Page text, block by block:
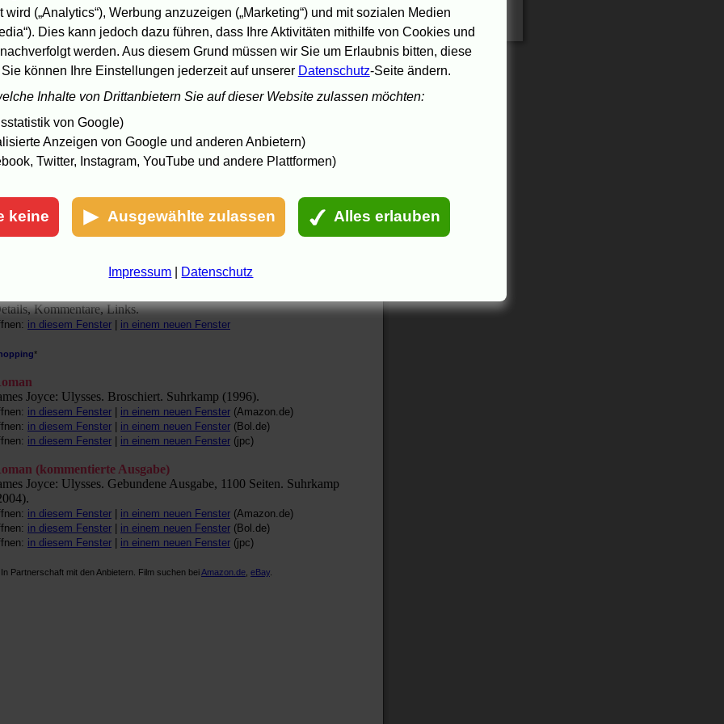
Von Gabriele Meierding.
in diesem Fenster| in einem neuen Fenster
Abendblatt Online (II)
Anfang war die Dummheit." Interview mit Regisseur Sean Walsh.
Frank Arnold.
in diesem Fenster|in einem neuen Fenster
in diesem Fenster|in einem neuen Fenster
in diesem Fenster | in einem neuen Fenster
online | sachsen im netz
in diesem Fenster|in einem neuen Fenster
Kommentare, Links.
in diesem Fenster in einem neuen Fenster
*
Joyce: Ulysses. Broschiert. Suhrkamp (1996).
in diesem Fenster in einem neuen Fenster (Amazon.de)
in diesem Fenster in einem neuen Fenster (Bol.de)
in diesem Fenster in einem neuen Fenster (jpc)
(kommentierte Ausgabe)
Joyce: Ulysses. Gebundene Ausgabe, 1100 Seiten. Suhrkamp
in diesem Fenster in einem neuen Fenster (Amazon.de)
in diesem Fenster in einem neuen Fenster (Bol.de)
in diesem Fenster in einem neuen Fenster (jpc)
Partnerschaft mit den Anbietern. Film suchen beiAmazon.de eBay
(„Analytics“), Werbung anzuzeigen („Marketing“) und mit sozialen Medien
Dies kann jedoch dazu führen, dass Ihre Aktivitäten mithilfe von Cookies und
werden. Aus diesem Grund müssen wir Sie um Erlaubnis bitten, diese
können Ihre Einstellungen jederzeit auf unserer Datenschutz-Seite ändern.
Inhalte von Drittanbietern Sie auf dieser Website zulassen möchten:
von Google)
Anzeigen von Google und anderen Anbietern)
Twitter, Instagram, YouTube und andere Plattformen)
keine Ausgewählte zulassen Alles erlauben
Impressum Datenschutz